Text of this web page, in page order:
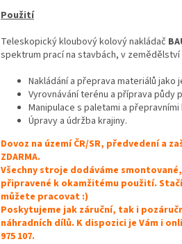
Použití
Teleskopický kloubový kolový nakládač
spektrum prací na stavbách, v zemědělství
Nakládání a přeprava materiálů
Vyrovnávání terénu a příprava
Manipulace s paletami a
Úpravy a údržba krajiny.
Dovoz na území ČR/SR, předvedení a
ZDARMA.
Všechny stroje dodáváme
připravené k okamžitému použití.
můžete pracovat :)
Poskytujeme jak záruční, tak i
náhradních dílů. K dispozici je Vám i
975 107.